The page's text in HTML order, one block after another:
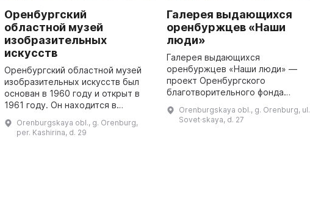
Оренбургский
областной музей
изобразительных
искусств
Оренбургский областной музей
изобразительных искусств был
основан в 1960 году и открыт в
1961 году. Он находится в
XIX века по проекту архитектора
Orenburgskaya obl., g. Orenburg,
per. Kashirina, d. 29
Галерея выдающихся
оренбуржцев «Наши
люди»
Галерея выдающихся
оренбуржцев «Наши люди» —
проект Оренбургского
благотворительного фонда
президента РФ. Здесь на
площади 56 квадратных метров
Orenburgskaya obl., g. Orenburg, ul.
Sovet·skaya, d. 27